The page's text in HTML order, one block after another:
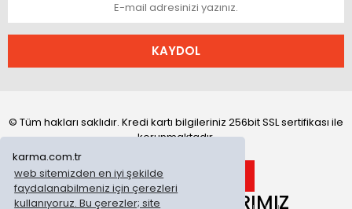
karma.com.tr
web sitemizden en iyi şekilde
faydalanabilmeniz için çerezleri
kullanıyoruz. Bu çerezler; site
KAYDOL
© Tüm hakları saklıdır. Kredi kartı bilgileriniz 256bit SSL sertifikası ile
korunmaktadır.
ONLİNE MAĞAZALARIMIZ